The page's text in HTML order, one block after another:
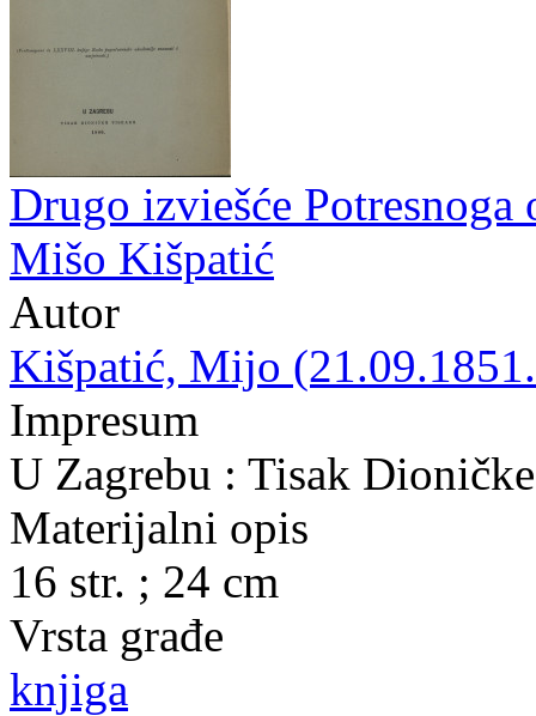
Drugo izviešće
Mišo Kišpatić
Autor
Kišpatić, Mijo
Impresum
U Zagrebu : Tisak
Materijalni opis
16 str. ; 24 cm
Vrsta građe
knjiga